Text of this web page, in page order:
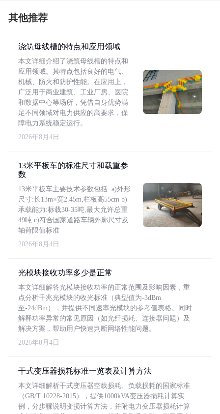
其他推荐
浇筑母线槽的特点和应用领域
本文详细介绍了浇筑母线槽的特点和
应用领域。其特点包括良好的电气、
机械、防火和防护性能。在应用上，
广泛用于商业建筑、工业厂房、医院
和数据中心等场所，凭借自身优势满
足不同领域对电力供应的高要求，保
障电力系统稳定运行。
2026年8月4日
13米平板车的标准尺寸和载重参
数
13米平板车主要技术参数包括: a)外形
尺寸:长13m×宽2.45m,栏板高55cm b)
承载能力:标载30-35吨,最大允许总重
49吨 c)符合国家道路车辆外廓尺寸及
轴荷限值标准
2026年8月4日
光模块接收功率多少是正常
本文详细解答光模块接收功率的正常范围及影响因素，重
点分析千兆光模块的收光标准（典型值为-3dBm
至-24dBm），并提供不同速率光模块的参考值表格。同时
解释功率异常的常见原因（如光纤损耗、连接器问题）及
解决方案，帮助用户快速判断网络性能问题。
2026年8月4日
干式变压器损耗标准一览表及计算方法
本文详细解析干式变压器空载损耗、负载损耗的国家标准
（GB/T 10228-2015），提供1000kVA变压器损耗计算实
例，分步骤说明变损计算方法，并附电力变压器损耗计算